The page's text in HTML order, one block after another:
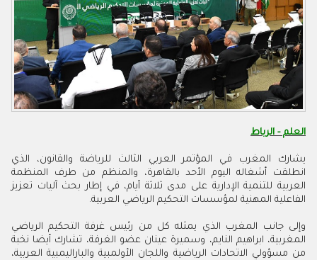
العلم - الرباط
يشارك المغرب في المؤتمر العربي الثالث للرياضة والقانون، الذي
انطلقت أشغاله اليوم الأحد بالقاهرة، والمنظم من طرف المنظمة
العربية للتنمية الإدارية على مدى ثلاثة أيام، في إطار بحث آليات تعزيز
الفاعلية المهنية لمؤسسات التحكيم الرياضي العربية.
وإلى جانب المغرب الذي يمثله كل من رئيس غرفة التحكيم الرياضي
المغربية، ابراهيم النايم، وسميرة عينان عضو الغرفة، تشارك أيضا نخبة
من مسؤولي الاتحادات الرياضية واللجان الأولمبية والباراليمبية العربية،